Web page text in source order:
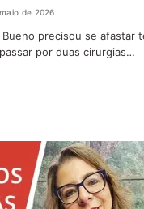
de 2026
Bueno precisou se afastar
por duas cirurgias…